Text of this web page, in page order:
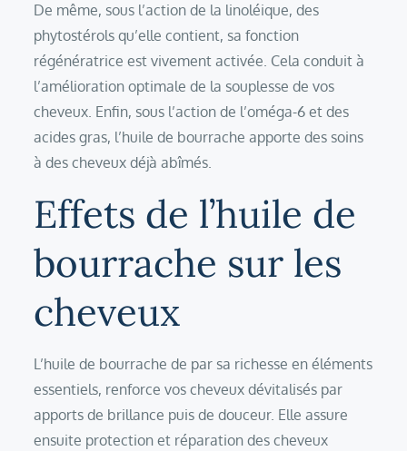
De même, sous l’action de la linoléique, des
phytostérols qu’elle contient, sa fonction
régénératrice est vivement activée. Cela conduit à
l’amélioration optimale de la souplesse de vos
cheveux. Enfin, sous l’action de l’oméga-6 et des
acides gras, l’huile de bourrache apporte des soins
à des cheveux déjà abîmés.
Effets de l’huile de
bourrache sur les
cheveux
L’huile de bourrache de par sa richesse en éléments
essentiels, renforce vos cheveux dévitalisés par
apports de brillance puis de douceur. Elle assure
ensuite protection et réparation des cheveux